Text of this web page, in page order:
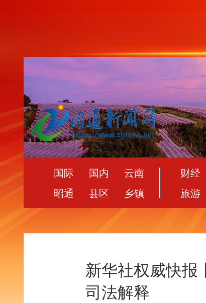
国际 国内
云南
昭通
县区 乡镇
财经
旅游
新华社权威快报
司法解释